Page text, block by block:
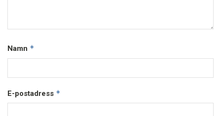
Namn *
E-postadress *